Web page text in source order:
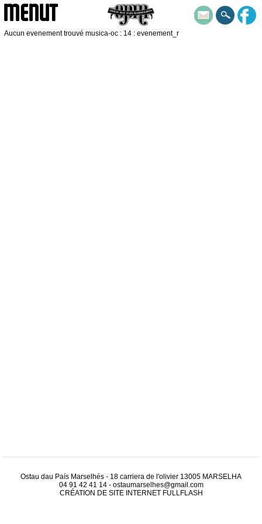
MENUT
Aucun evenement trouvé musica-oc : 14 : evenement_r
Ostau dau País Marselhés - 18 carriera de l'olivier 13005 MARSELHA
04 91 42 41 14- ostaumarselhes@gmail.com
CRÉATION DE SITE INTERNET FULLFLASH